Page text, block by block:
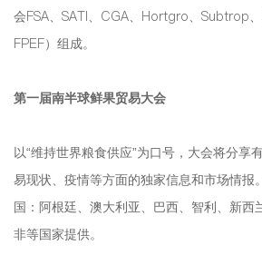
会FSA、SATI、CGA、Hortgro、Subtrop
FPEF）组成。
第一届南半球鲜果贸易大会
以“维持世界粮食供应”为口号，大会将分享
易现状、疫情等方面的独家信息和市场情报
国：阿根廷、澳大利亚、巴西、智利、新西
非等国家提供。